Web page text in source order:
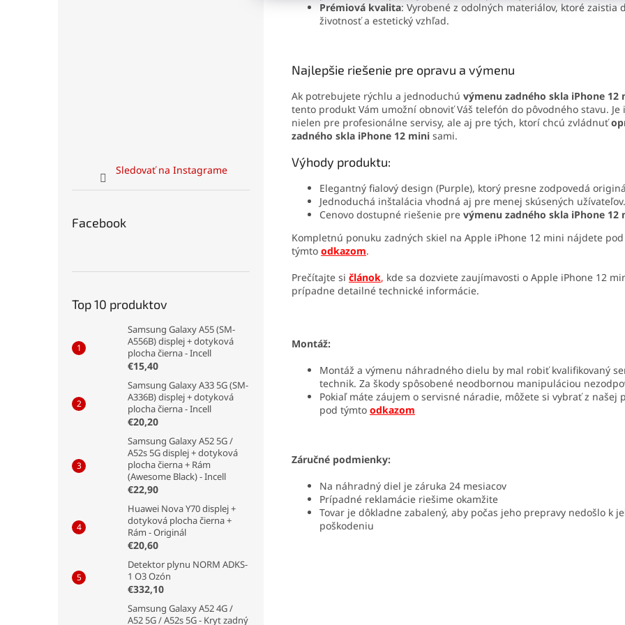
Sledovať na Instagrame
Facebook
Top 10 produktov
Samsung Galaxy A55 (SM-
A556B) displej + dotyková
plocha čierna - Incell
€15,40
Samsung Galaxy A33 5G (SM-
A336B) displej + dotyková
plocha čierna - Incell
€20,20
Samsung Galaxy A52 5G /
A52s 5G displej + dotyková
plocha čierna + Rám
(Awesome Black) - Incell
€22,90
Huawei Nova Y70 displej +
dotyková plocha čierna +
Rám - Originál
€20,60
Detektor plynu NORM ADKS-
1 O3 Ozón
€332,10
Samsung Galaxy A52 4G /
A52 5G / A52s 5G - Kryt zadný
Prémiová kvalita: Vyrobené z odolných materiálov, ktoré zaistia
životnosť a estetický vzhľad.
Najlepšie riešenie pre opravu a výmenu
Ak potrebujete rýchlu a jednoduchú výmenu zadného skla iPhone 12
tento produkt Vám umožní obnoviť Váš telefón do pôvodného stavu. Je
nielen pre profesionálne servisy, ale aj pre tých, ktorí chcú zvládnuť
zadného skla iPhone 12 mini sami.
Výhody produktu:
Elegantný fialový design (Purple), ktorý presne zodpovedá
Jednoduchá inštalácia vhodná aj pre menej skúsených užívateľov.
Cenovo dostupné riešenie pre výmenu zadného skla iPhone 12
Kompletnú ponuku zadných skiel na Apple iPhone 12 mini nájdete pod
týmto odkazom.
Prečítajte si článok, kde sa dozviete zaujímavosti o Apple iPhone 12
prípadne detailné technické informácie.
Montáž:
Montáž a výmenu náhradného dielu by mal robiť kvalifikovaný
technik. Za škody spôsobené neodbornou manipuláciou
Pokiaľ máte záujem o servisné náradie, môžete si vybrať z našej
pod týmto odkazom
Záručné podmienky:
Na náhradný diel je záruka 24 mesiacov
Prípadné reklamácie riešime okamžite
Tovar je dôkladne zabalený, aby počas jeho prepravy nedošlo k
poškodeniu